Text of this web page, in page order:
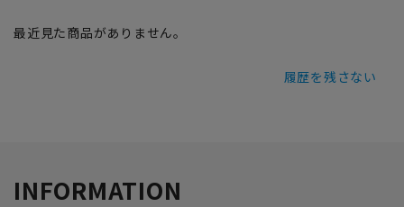
最近見た商品がありません。
履歴を残さない
INFORMATION